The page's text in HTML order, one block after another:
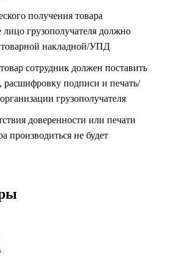
получения товара
лицо грузополучателя должно
товарной накладной/УПД
сотрудник должен поставить
расшифровку подписи и печать/
грузополучателя
доверенности или печати
производиться не будет